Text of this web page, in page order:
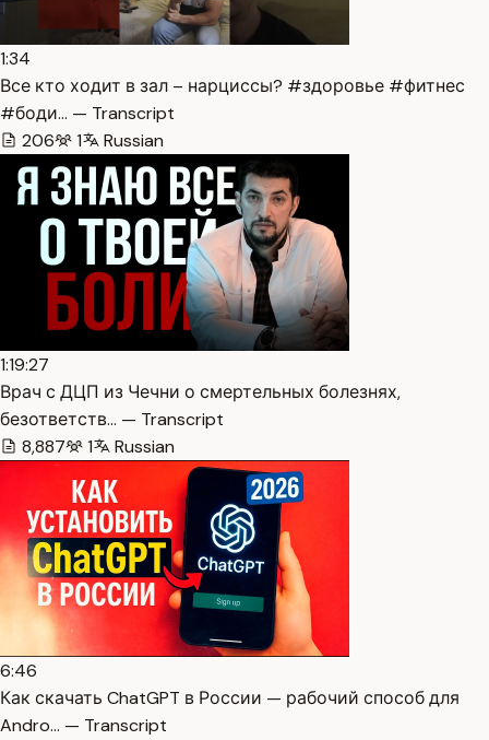
1:34
Все кто ходит в зал – нарциссы? #здоровье #фитнес
#боди… — Transcript
206
1 Russian
1:19:27
Врач с ДЦП из Чечни о смертельных болезнях,
безответств… — Transcript
8,887
1 Russian
6:46
Как скачать ChatGPT в России — рабочий способ для
Andro… — Transcript